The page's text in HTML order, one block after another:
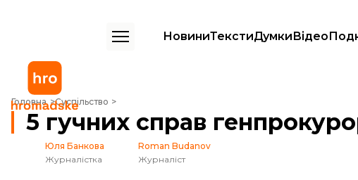
НовиниТекстиДумкиВідео
Головна Суспільство
5 гучних справ генпрокурора Луценка
5 гучних справ
Юля Банкова
Журналістка
Roman Budanov
Журналіст